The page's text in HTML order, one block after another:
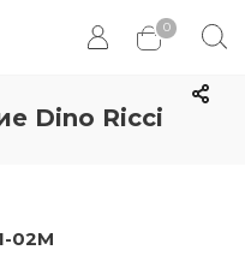
0
Dino Ricci
02M